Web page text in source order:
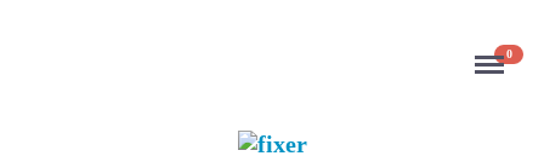
0
Menu